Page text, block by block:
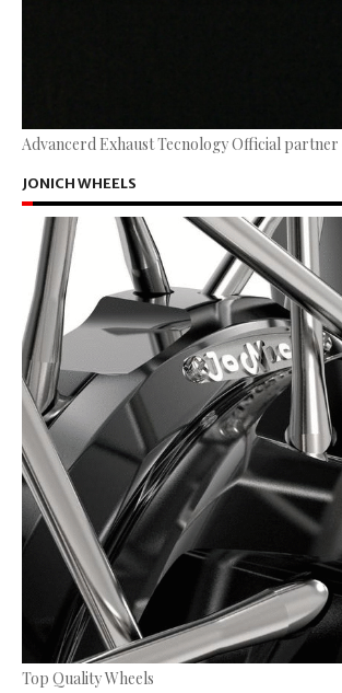
Advancerd Exhaust Tecnology Official
JONICH WHEELS
Top Quality Wheels